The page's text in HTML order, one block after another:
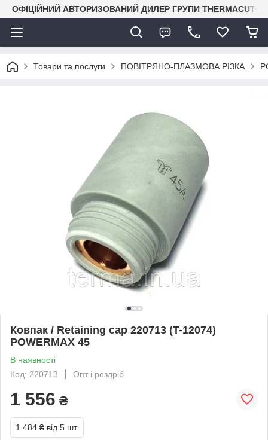
ОФІЦІЙНИЙ АВТОРИЗОВАНИЙ ДИЛЕР ГРУПИ THERMACUT® В
Товари та послуги ПОВІТРЯНО-ПЛАЗМОВА РІЗКА
Ковпак / Retaining cap 220713 (T-12074)
POWERMAX 45
В наявності
Код: 220713
Опт і роздріб
1 556 ₴
1 484 ₴ від 5 шт.